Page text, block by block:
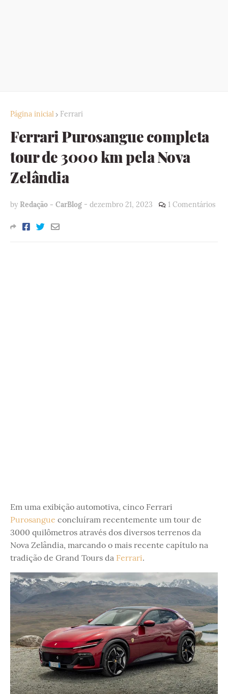
Página inicial Ferrari
Ferrari Purosangue completa
tour de 3000 km pela Nova
Zelândia
by Redação - CarBlog - dezembro 21, 2023 1 Comentários
Em uma exibição automotiva, cinco Ferrari
Purosangue concluíram recentemente um tour de
3000 quilômetros através dos diversos terrenos da
Nova Zelândia, marcando o mais recente capítulo na
tradição de Grand Tours da Ferrari.